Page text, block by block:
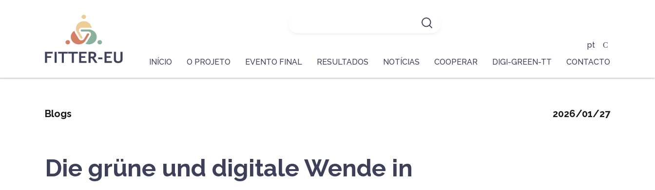
pt
principal
INÍCIO O PROJETO EVENTO FINAL RESULTADOS NOTÍCIAS COOPERAR DIGI-GREEN-TT CONTACTO
Blogs 2026/01/27
Die grüne und digitale Wende in